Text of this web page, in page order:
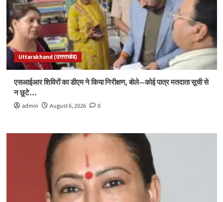
Uttarakhand (उत्तराखंड)
एसआईआर शिविरों का डीएम ने किया निरीक्षण, बोले—कोई पात्र मतदाता सूची से
न छूटे…
admin August 6, 2026 0